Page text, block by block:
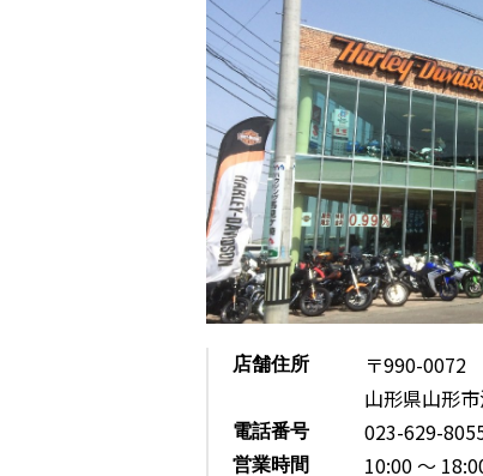
店舗住所
〒990-0072
山形県山形
電話番号 023-629-
営業時間 10:00 ～